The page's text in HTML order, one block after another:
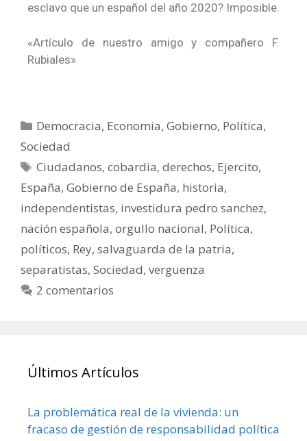
esclavo que un español del año 2020? Imposible.
«Artículo de nuestro amigo y compañero F.
Rubiales»
Democracia, Economía,Gobierno, Política,
Sociedad
Ciudadanos,cobardia,derechos, Ejercito,
España, Gobierno de España, historia,
independentistas, investidura pedro sanchez,
nación española, orgullo nacional, Política,
políticos, Rey, salvaguarda de la patria,
separatistas, Sociedad, verguenza
2 comentarios
Últimos Artículos
La problemática real de la vivienda: un
fracaso de gestión de responsabilidad política